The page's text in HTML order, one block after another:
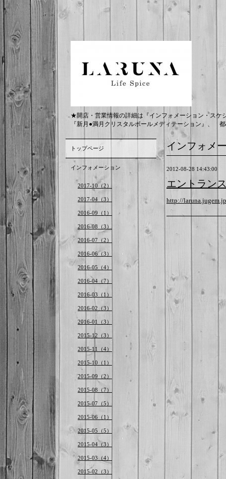
★開店・営業情報の詳細は『インフォメーション・ス
『新月●満月クリスタルボールメディテーション』、
インフォメ
2012-08-28 14:43:00
エントラン
http://
トップページ
インフォメーション
2017-10（2）
2017-04（3）
2016-09（1）
2016-08（3）
2016-07（2）
2016-06（3）
2016-05（4）
2016-04（7）
2016-03（1）
2016-02（3）
2016-01（3）
2015-12（3）
2015-11（4）
2015-10（1）
2015-09（2）
2015-08（7）
2015-07（5）
2015-06（1）
2015-05（5）
2015-04（3）
2015-03（4）
2015-02（3）